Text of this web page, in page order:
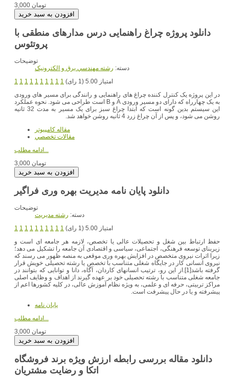
3,000 تومان
دانلود پروژه چراغ راهنمایی درس مدارهای منطقی با
پروتئوس
توضیحات
دسته: رشته مهندسي برق و الکترونيک
1 1 1 1 1 1 1 1 1 1
امتیاز 5.00 (1 رای)
در این پروژه یک کنترل کننده چراغ های راهنمایی و رانندگی برای مسیر های ورودی
به یک چهارراه که دارای دو مسیر ورودی A و B است طراحی می شود. نحوه عملکرد
این سیستم بدین گونه است که ابتدا چراغ سبز برای یک مسیر به مدت 32 ثانیه
روشن می شود، و پس از آن چراغ زرد 4 ثانیه روشن خواهد شد.
مقاله کامپیوتر
مقالات تخصصي
ادامه مطلب...
3,000 تومان
توضیحات
دسته: رشته مديريت
1 1 1 1 1 1 1 1 1 1
امتیاز 5.00 (1 رای)
حفظ ارتباط بین شغل و تحصیلات عالی یا تخصص، لازمه هر جامعه ای است و
زیربنای توسعه فرهنگی، اجتماعی، سیاسی و اقتصادی آن جامعه را تشکیل می دهد؛
زیرا اثرات نیروی متخصص در افزایش بهره وری موقعی به منصه ظهور می رسند که
نیروی انسانی کار در جایگاه شغلی متناسب با تخصص یا رشته تحصیلی خویش قرار
گرفته باشد[1].از این رو، ترتیب انسانهای کاردان، آگاه، دانا و توانایی که بتوانند در
جامعه شغلی متناسب با رشته تحصیلی خود بر عهده گیرند از اهداف و وظایف اصلی
مراکز تربیتی، حرفه ای و علمی، به ویژه نظام آموزش عالی، در کلیه کشورها اعم از
پیشرفته و یا در حال پیشرفت است.
پایان نامه
ادامه مطلب...
3,000 تومان
دانلود مقاله بررسی رابطه ارزش ویژه برند فروشگاه
اتکا و رضایت مشتریان